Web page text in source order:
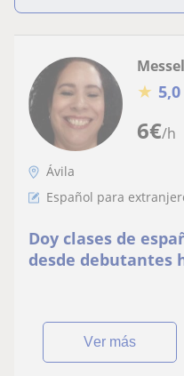
6€/h
★ 5,0
Ávila
Español para
Doy clases de
desde debutantes
ver más